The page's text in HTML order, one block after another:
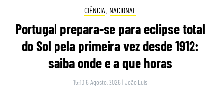
CIÊNCIA , NACIONAL
Portugal prepara-se para eclipse total
do Sol pela primeira vez desde 1912:
saiba onde e a que horas
15:10 6 Agosto, 2026 |João Luís